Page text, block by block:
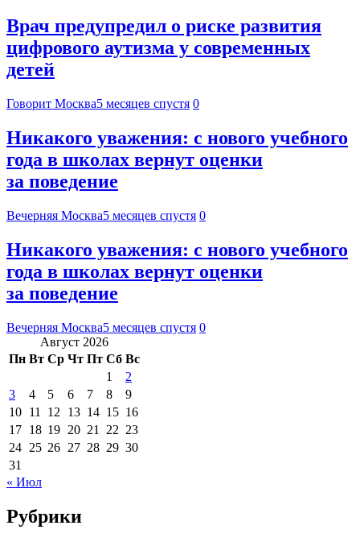
Врач предупредил о риске развития
цифрового аутизма у современных
детей
Говорит Москва5 месяцев спустя 0
Никакого уважения: с нового учебного
года в школах вернут оценки
за поведение
Вечерняя Москва5 месяцев спустя 0
Никакого уважения: с нового учебного
года в школах вернут оценки
за поведение
Вечерняя Москва5 месяцев спустя 0
Август 2026
Пн Вт Ср Чт Пт Сб Вс
1
2
3
4 5 6 7 8
9
10 11 12 13 14 15 16
17 18 19 20 21 22 23
24 25 26 27 28 29 30
31
« Июл
Рубрики